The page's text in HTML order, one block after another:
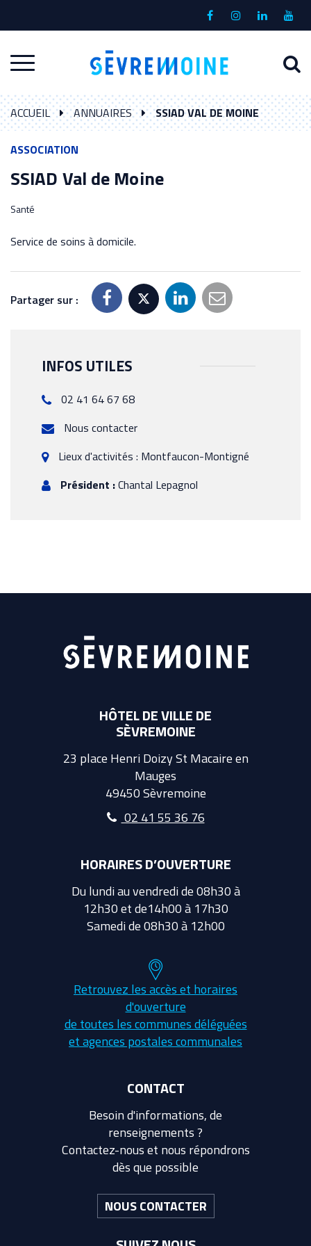
Lien
compte
Lien
Lien
compte
Lien
la
Aller
à
la
navigation
à
ACCUEIL ANNUAIRES SSIAD VAL DE MOINE
ASSOCIATION
SSIAD Val de Moine
Santé
Service de soins à domicile.
Partager sur :
INFOS UTILES
02 41 64 67 68
Nous contacter
Lieux d'activités : Montfaucon-Montigné
Président :Chantal Lepagnol
HÔTEL DE VILLE DE
SÈVREMOINE
23 place Henri Doizy St Macaire en
Mauges
49450 Sèvremoine
02 41 55 36 76
HORAIRES D’OUVERTURE
Du lundi au vendredi de 08h30 à
12h30 et de14h00 à 17h30
Samedi de 08h30 à 12h00
Retrouvez les accès et horaires
d'ouverture
de toutes les communes déléguées
et agences postales communales
CONTACT
Besoin d'informations, de
renseignements ?
Contactez-nous et nous répondrons
dès que possible
NOUS CONTACTER